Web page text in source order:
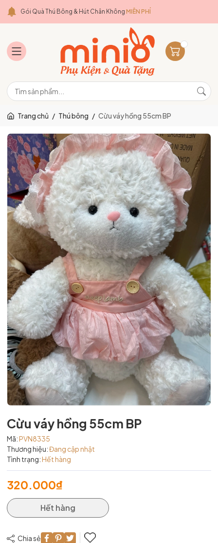
Gói Quà Thú Bông & Hút Chân Không MIỄN PHÍ
Trang chủ / Thú bông / Cừu váy hồng 55cm BP
Cừu váy hồng 55cm BP
Mã:PVN8335
Thương hiệu:Đang cập nhật
Tình trạng:Hết hàng
320.000₫
Hết hàng
Chia sẻ